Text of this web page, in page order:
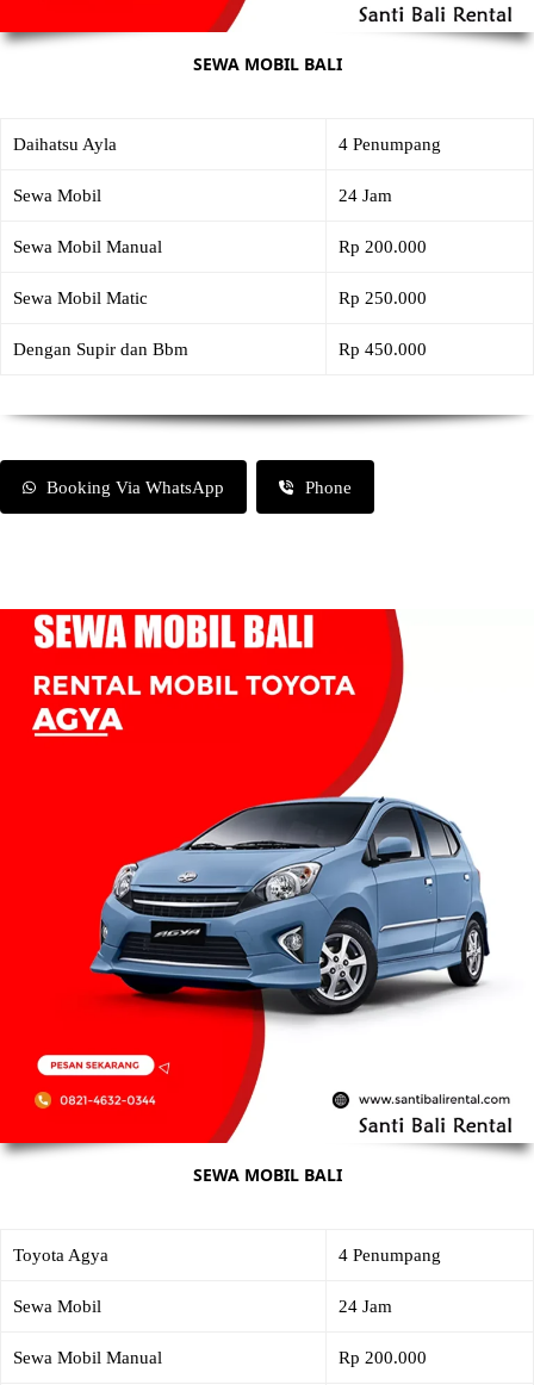
SEWA MOBIL BALI
Daihatsu Ayla 4 Penumpang
Sewa Mobil 24 Jam
Sewa Mobil Manual Rp 200.000
Sewa Mobil Matic Rp 250.000
Dengan Supir dan Bbm Rp 450.000
Booking Via WhatsApp Phone
SEWA MOBIL BALI
Toyota Agya 4 Penumpang
Sewa Mobil 24 Jam
Sewa Mobil Manual Rp 200.000